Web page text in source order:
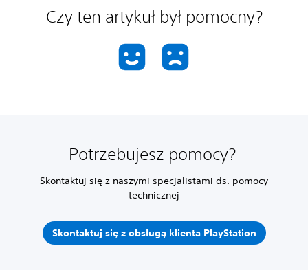
Czy ten artykuł był pomocny?
Potrzebujesz pomocy?
Skontaktuj się z naszymi specjalistami ds. pomocy
technicznej
Skontaktuj się z obsługą klienta PlayStation